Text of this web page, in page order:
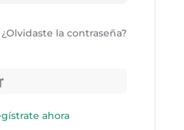
¿Olvidaste la contraseña?
ahora